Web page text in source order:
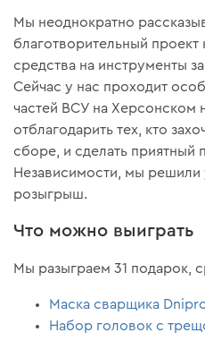
Мы неоднократно
благотворительный
средства на инструменты
Сейчас у нас проходит
частей ВСУ на Херсонском
отблагодарить тех, кто
сборе, и сделать приятный
Независимости, мы решили
розыгрыш.
Что можно выиграть
Мы разыграем 31 подарок,
Маска сварщика
Набор головок с